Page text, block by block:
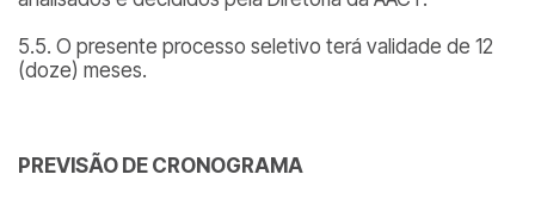
5.5. O presente processo seletivo terá validade de 12
(doze) meses.
PREVISÃO DE CRONOGRAMA